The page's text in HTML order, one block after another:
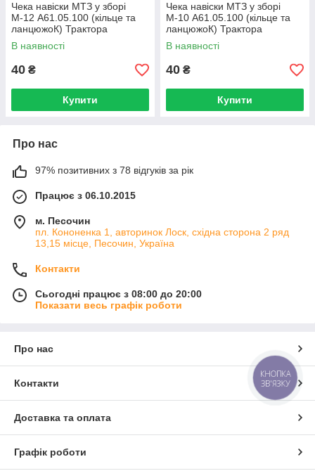
Чека навіски МТЗ у зборі
М-12 А61.05.100 (кільце та
ланцюжоК) Трактора
МТЗ-80/82
В наявності
40 ₴
Купити
Чека навіски МТЗ у зборі
М-10 А61.05.100 (кільце та
ланцюжоК) Трактора
МТЗ-80/82
В наявності
40 ₴
Купити
Про нас
97% позитивних з 78 відгуків за рік
Працює з 06.10.2015
м. Песочин
пл. Кононенка 1, авторинок Лоск, східна сторона 2 ряд
13,15 місце, Песочин, Україна
Контакти
Сьогодні працює з 08:00 до 20:00
Показати весь графік роботи
Про нас
Контакти
Доставка та оплата
Графік роботи
КНОПКА
ЗВ'ЯЗКУ